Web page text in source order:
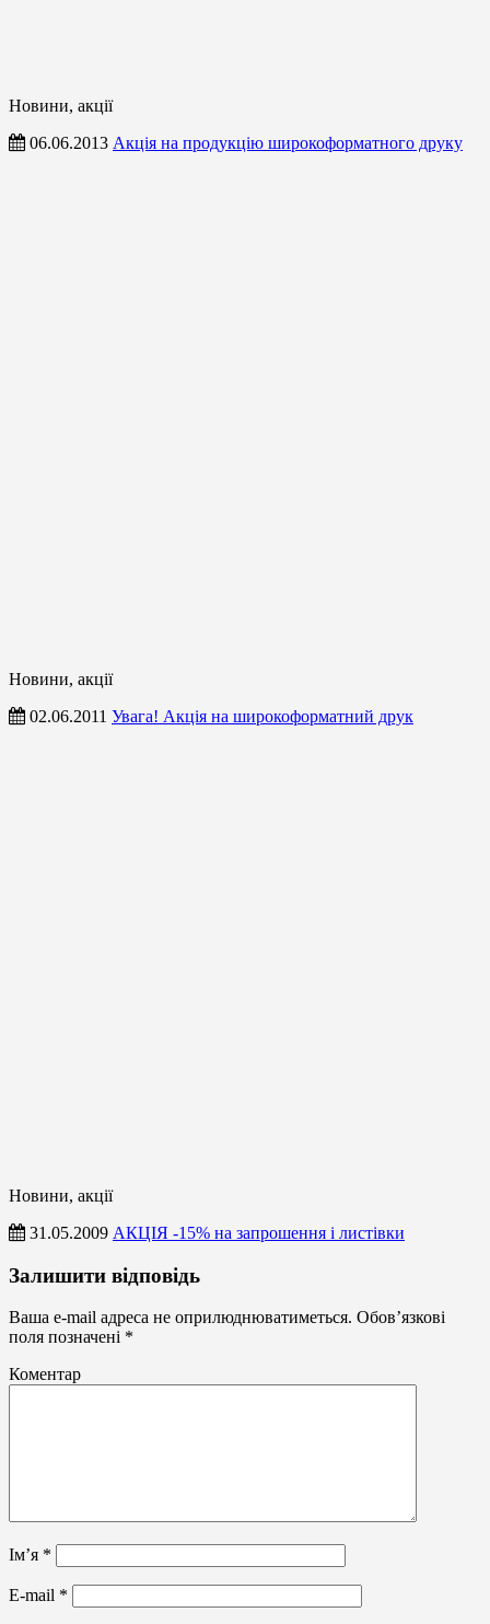
Новини, акції
06.06.2013 Акція на продукцію широкоформатного друку
Новини, акції
02.06.2011 Увага! Акція на широкоформатний друк
Новини, акції
31.05.2009 АКЦІЯ -15% на запрошення і листівки
Новини,
Залишити відповідь
Ваша e-mail адреса не оприлюднюватиметься. Обов’язкові
поля позначені *
Коментар
Ім’я *
E-mail *